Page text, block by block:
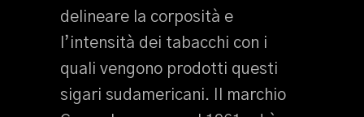
delineare la corposità e
l’intensità dei tabacchi con i
quali vengono prodotti questi
sigari sudamericani. Il marchio